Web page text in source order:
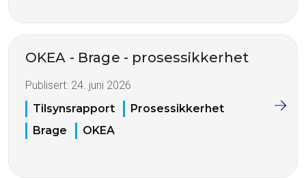
OKEA - Brage - prosessikkerhet
Publisert: 24. juni 2026
Tilsynsrapport
Prosessikkerhet
Brage
OKEA